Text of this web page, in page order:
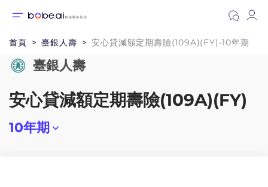
首頁 臺銀人壽 安心貸減額定期壽險(109A)(FY)-10年期
臺銀人壽
安心貸減額定期壽險(109A)(FY)
10年期